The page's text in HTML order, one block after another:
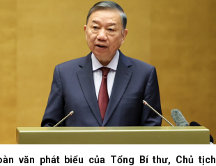
văn phát biểu của Tổng Bí thư, Chủ tịch